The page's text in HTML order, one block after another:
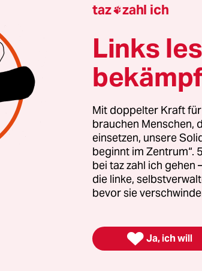
Maiwind rauscht in den
Tor. Die Sonne schickt schräge
durch
deutlich tönt Musik über die
Claire Waldoff.
legendäre Varieté-Sängerin hier
sitzen im Rund auf blauen
mit dem roten Trichter eines
taz zahl ich
Links
Mit doppelter Kraft
brauchen Menschen,
einsetzen, unsere
beginnt im Zentrum“.
bei taz zahl ich gehen
die linke,
bevor sie
 Ja, ich will